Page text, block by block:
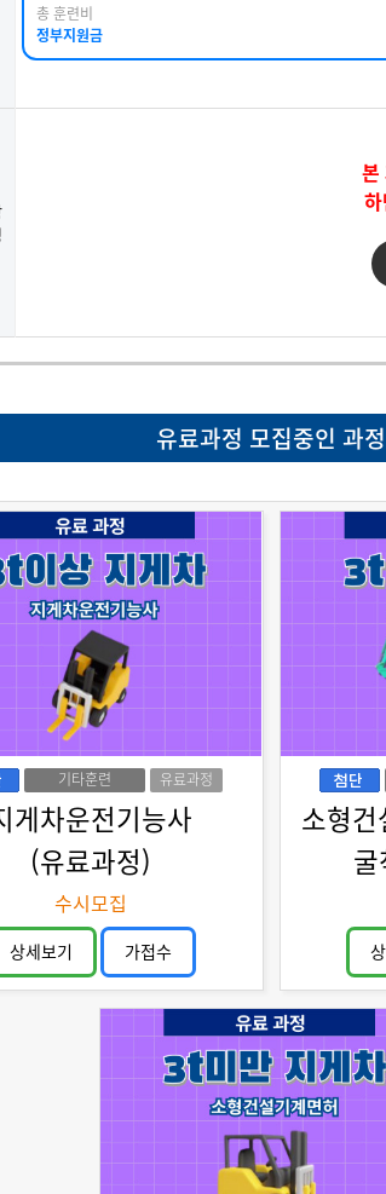
총 훈련비
정부지원금
본
유료과정 모집중인 과정
기타훈련 유료과정
게차운전기능사
(유료과정)
수시모집
상세보기 가접수
소형